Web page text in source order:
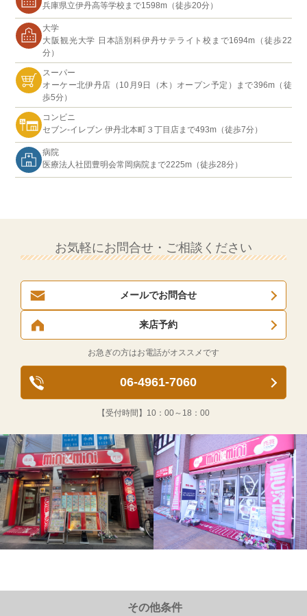
兵庫県立伊丹高等学校まで1598m（徒歩20分）
大学
大阪観光大学 日本語別科伊丹サテライト校まで1694m（徒歩22
分）
スーパー
オーケー北伊丹店（10月9日（木）オープン予定）まで396m（徒
歩5分）
コンビニ
セブン-イレブン 伊丹北本町３丁目店まで493m（徒歩7分）
病院
医療法人社団豊明会常岡病院まで2225m（徒歩28分）
お気軽にお問合せ・ご相談ください
メールでお問合せ
来店予約
お急ぎの方はお電話がオススメです
06-4961-7060
【受付時間】 10：00～18：00
その他条件